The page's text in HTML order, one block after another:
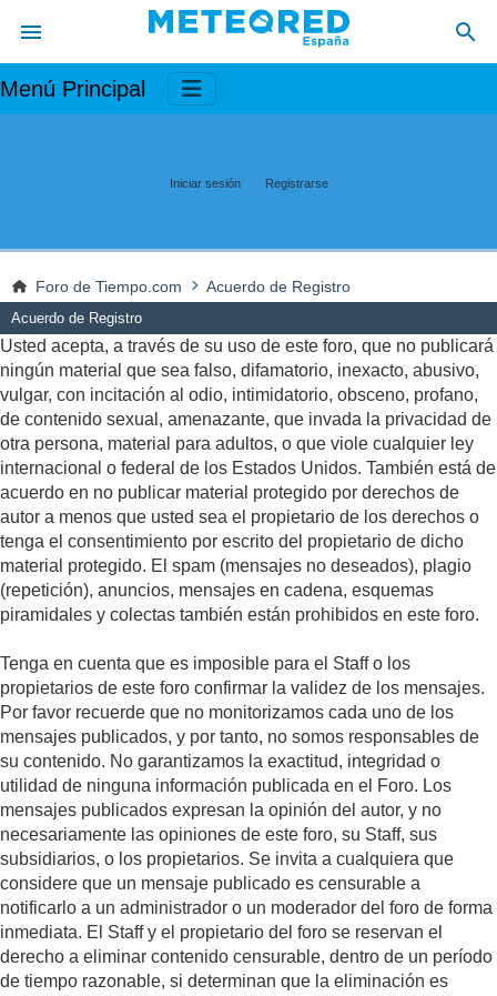
Menú Principal
Iniciar sesión Registrarse
Foro de Tiempo.com Acuerdo de Registro
Acuerdo de Registro
Usted acepta, a través de su uso de este foro, que no publicará
ningún material que sea falso, difamatorio, inexacto, abusivo,
vulgar, con incitación al odio, intimidatorio, obsceno, profano,
de contenido sexual, amenazante, que invada la privacidad de
otra persona, material para adultos, o que viole cualquier ley
internacional o federal de los Estados Unidos. También está de
acuerdo en no publicar material protegido por derechos de
autor a menos que usted sea el propietario de los derechos o
tenga el consentimiento por escrito del propietario de dicho
material protegido. El spam (mensajes no deseados), plagio
(repetición), anuncios, mensajes en cadena, esquemas
piramidales y colectas también están prohibidos en este foro.
Tenga en cuenta que es imposible para el Staff o los
propietarios de este foro confirmar la validez de los mensajes.
Por favor recuerde que no monitorizamos cada uno de los
mensajes publicados, y por tanto, no somos responsables de
su contenido. No garantizamos la exactitud, integridad o
utilidad de ninguna información publicada en el Foro. Los
mensajes publicados expresan la opinión del autor, y no
necesariamente las opiniones de este foro, su Staff, sus
subsidiarios, o los propietarios. Se invita a cualquiera que
considere que un mensaje publicado es censurable a
notificarlo a un administrador o un moderador del foro de forma
inmediata. El Staff y el propietario del foro se reservan el
derecho a eliminar contenido censurable, dentro de un período
de tiempo razonable, si determinan que la eliminación es